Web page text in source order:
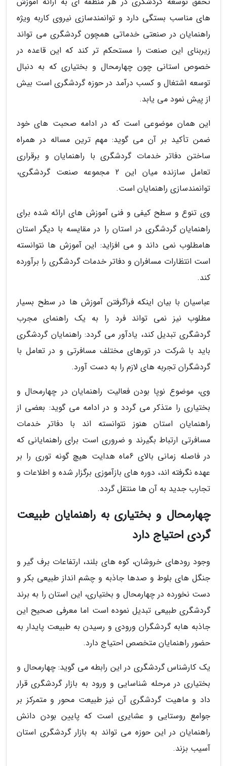
های مناسب بستگی دارد و توانمندسازی نیروی کاربه ویژه
راهنمایان در صنعتی خدماتی همچون گردشگری می تواند
زیربنای این صنعت را مستحکم تر کند که این قاعده در
خصوص استانی چون چهارمحال و بختیاری که به دنبال
توسعه اشتغال و کسب درآمد در حوزه گردشگری است بیش
از پیش نمود می یابد.
این همان موضوعی است که در ادامه صحبت های خود
ضمن تأکید بر آن می گوید: مهم ترین مساله در همراه
ساختن دفاتر خدمات گردشگری با راهنمایان و برقراری
تعامل سازنده میان این 2 مجموعه صنعت گردشگری،
توانمندسازی راهنمایان است.
وی تنوع و سطح کیفی و فنی آموزش های ارائه شده برای
راهنمایان گردشگری در استان را در مقایسه با دیگر استان
هامطلوب نمی داند و می افزاید: این آموزش ها نتوانسته
است انتظارات مسافران و دفاتر خدمات گردشگری را برآورده
کند.
عباسیان با بیان اینکه فراگرفتن آموزش ها در سطح بسیار
مطلوب نیز نمی تواند فرد را به یک راهنمای مجرب
گردشگری تبدیل کند، یادآور می گردد: راهنمایان گردشگری
باید با شرکت در تورهای مختلف مسافرتی و در تعامل با
گردشگران تجربه های لازم را به دست آورد.
وی، موضوع نوپا بودن فعالیت راهنمایان در چهارمحال و
بختیاری را متذکر می گردد و در ادامه می گوید: بعضی از
راهنمایان استان هنوز نتوانسته اند با دفاتر خدمات
مسافرتی ارتباط بگیرند و ضروری است برای راهنمایانی که
در فاصله زمانی بالای 6ماه هدایت هیچ گونه توری را بر
عهده نگرفته اند، دوره های بازآموزی برگزار شده و اطلاعات و
تجارب جدید به آن ها منتقل گردد.
چهارمحال و بختیاری به راهنمایان طبیعت
گردی احتیاج دارد
وجود رودهای خروشان، کوه های بلند، ارتفاعات برف گیر و
جنگل های بلوط و صدها جاذبه و چشم انداز طبیعی بکر و
دست نخورده در چهارمحال و بختیاری، این استان را به برند
گردشگری طبیعی تبدیل نموده است اما معرفی صحیح این
جاذبه هابه گردشگران ورودی و رسیدن به طبیعت پایدار به
حضور راهنمایان متخصص احتیاج دارد.
یک کارشناس گردشگری در این رابطه می گوید: چهارمحال و
بختیاری در مرحله شناسایی و ورود به بازار گردشگری قرار
داد و ماهیت گردشگری آن نیز طبیعت محور و متمرکز بر
جوامع روستایی و عشایری است که پایین بودن دانش
راهنمایان در این حوزه می تواند به بازار گردشگری استان
آسیب بزند.